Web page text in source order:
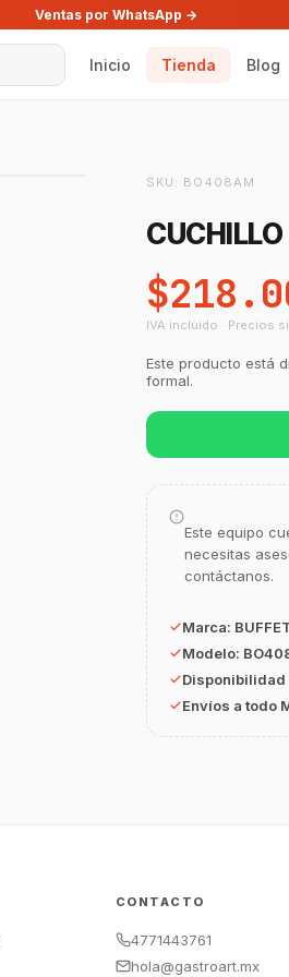
Ventas por WhatsApp →
Inicio Tienda Blog
SKU: BO408AM
IVA incluido · Precios
Este producto está
formal.
Este equipo
necesitas
contáctanos.
Marca:
Modelo:
Disponibilidad
Envíos a todo
CONTACTO
4771443761
hola@gastroart.mx